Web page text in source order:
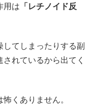
用は 「レチノイド反
てしまったりする副
れているから出てく
くありません。